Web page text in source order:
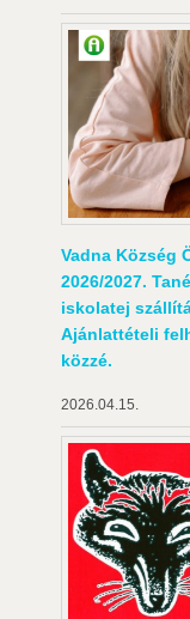
Vadna Község
2026/2027.
iskolatej
Ajánlattételi
közzé.
2026.04.15.